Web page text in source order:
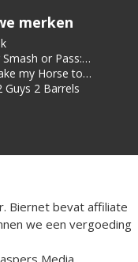
merken
or Pass:
my Horse to
Room
Guys 2 Barrels
Biernet bevat affiliate
we een vergoeding
Media